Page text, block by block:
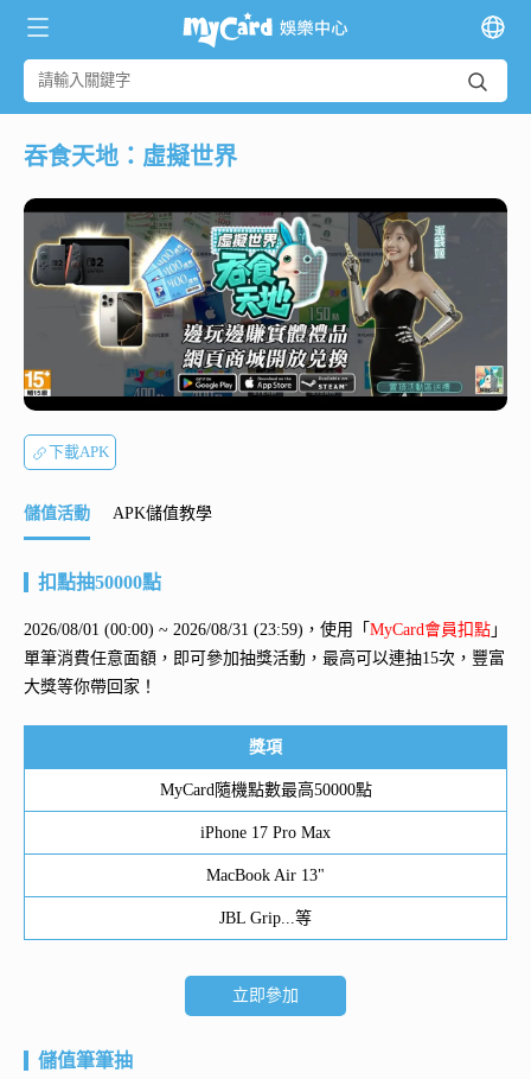
吞食天地：虛擬世界
下載APK
儲值活動 APK儲值教學
扣點抽50000點
2026/08/01 (00:00) ~ 2026/08/31 (23:59)，使用「 MyCard會員扣點 」
單筆消費任意面額，即可參加抽獎活動，最高可以連抽15次，豐富
大獎等你帶回家！
獎項
MyCard隨機點數最高50000點
iPhone 17 Pro Max
MacBook Air 13"
JBL Grip...等
立即參加
儲值筆筆抽